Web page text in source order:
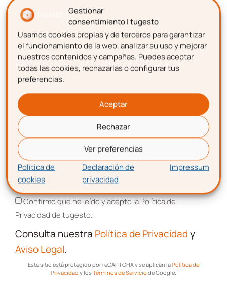
Gestionar
consentimiento | tugesto
Usamos cookies propias y de terceros para garantizar
el funcionamiento de la web, analizar su uso y mejorar
nuestros contenidos y campañas. Puedes aceptar
todas las cookies, rechazarlas o configurar tus
preferencias.
Aceptar
Rechazar
Ver preferencias
Política de
cookies
Declaración de
privacidad
Impressum
Descarga gratis
plantilla para hacer una
nómina
¡Descarga!
emprendimiento.
Nombre
Apellidos
Correo electrónico
Aceptación de términos y condiciones
Confirmo que he leído y acepto la Política de
Privacidad de tugesto.
Consulta nuestra Política de Privacidady
Aviso Legal.
Este sitio está protegido por reCAPTCHA y se aplican laPolítica de
Privacidad y losTérminos de Servicio de Google.